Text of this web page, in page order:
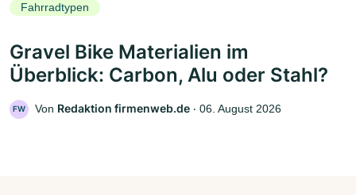
Fahrradtypen
Gravel Bike Materialien im
Überblick: Carbon, Alu oder Stahl?
FW Von Redaktion firmenweb.de ‧ 06. August 2026